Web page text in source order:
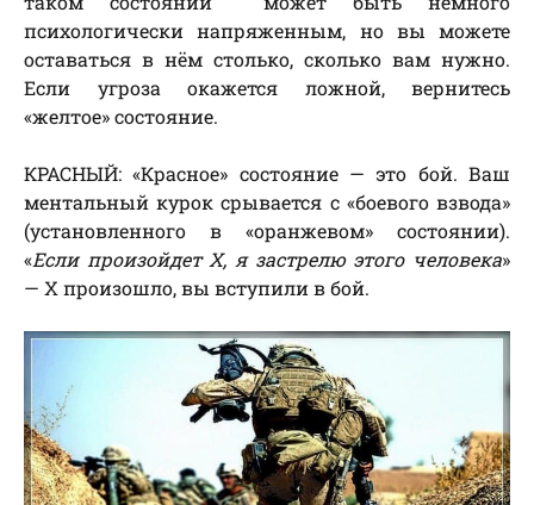
психологически напряженным, но вы можете
оставаться в нём столько, сколько вам нужно.
Если угроза окажется ложной, вернитесь
«желтое» состояние.
КРАСНЫЙ: «Красное» состояние — это бой. Ваш
ментальный курок срывается с «боевого взвода»
(установленного в «оранжевом» состоянии).
«Если произойдет X, я застрелю этого человека»
— X произошло, вы вступили в бой.